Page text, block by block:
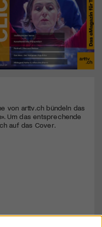
von arttv.ch bündeln das
Um das entsprechende
auf das Cover.